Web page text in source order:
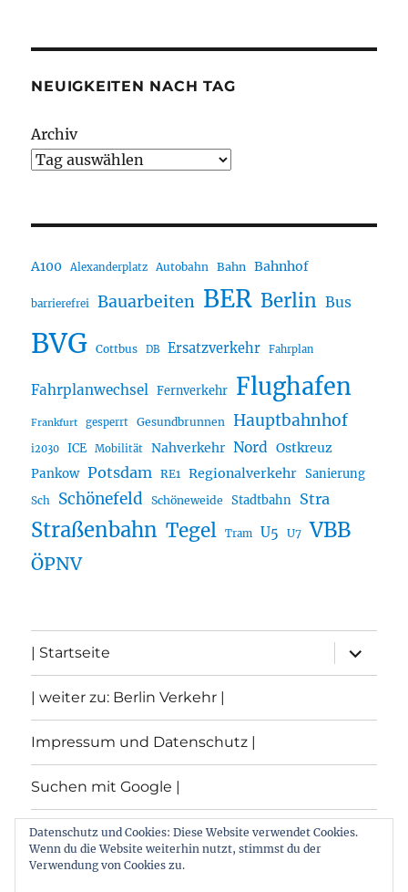
NEUIGKEITEN NACH TAG
Archiv
A100 Alexanderplatz Autobahn Bahn Bahnhof
barrierefrei Bauarbeiten BER Berlin Bus
BVG Cottbus DB Ersatzverkehr Fahrplan
Fahrplanwechsel Fernverkehr Flughafen
Frankfurt gesperrt Gesundbrunnen Hauptbahnhof
i2030 ICE Mobilität Nahverkehr Nord Ostkreuz
Pankow Potsdam RE1 Regionalverkehr Sanierung
Sch Schönefeld Schöneweide Stadtbahn Stra
Straßenbahn Tegel Tram U5 U7 VBB
ÖPNV
| Startseite
öffnen
| weiter zu: Berlin Verkehr |
Impressum und Datenschutz |
Suchen mit Google |
Themen
Datenschutz und Cookies: Diese Website verwendet Cookies.
Wenn du die Website weiterhin nutzt, stimmst du der
Verwendung von Cookies zu.